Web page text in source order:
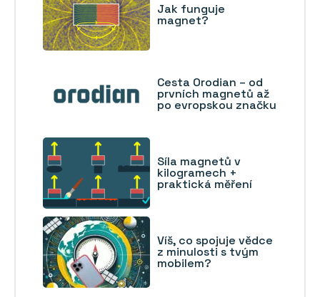
Jak funguje
magnet?
Cesta Orodian – od
prvních magnetů až
po evropskou značku
Síla magnetů v
kilogramech +
praktická měření
Víš, co spojuje vědce
z minulosti s tvým
mobilem?